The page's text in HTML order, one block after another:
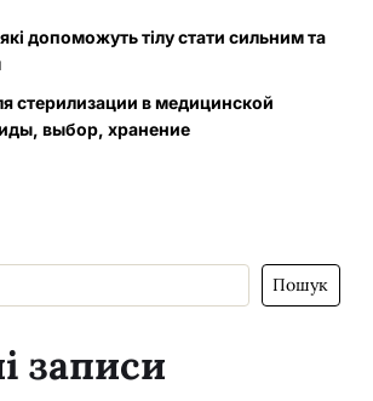
допоможуть тілу стати сильним та
стерилизации в медицинской
выбор, хранение
Пошук
записи